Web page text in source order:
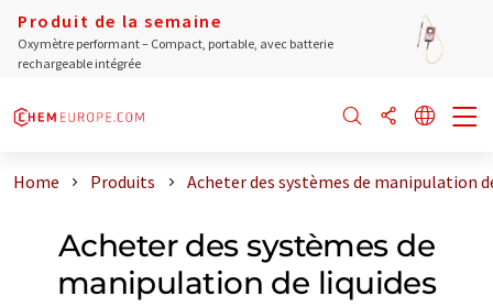
Produit de la semaine
Oxymètre performant – Compact, portable, avec batterie
rechargeable intégrée
Home Produits Acheter des systèmes de manipulation
Acheter des systèmes de
manipulation de liquides